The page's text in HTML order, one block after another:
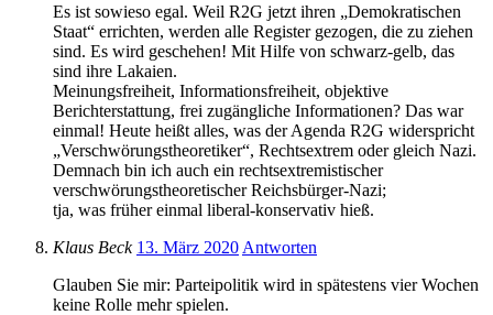
Es ist sowieso egal. Weil R2G jetzt ihren „Demokratischen
Staat“ errichten, werden alle Register gezogen, die zu ziehen
sind. Es wird geschehen! Mit Hilfe von schwarz-gelb, das
sind ihre Lakaien.
Meinungsfreiheit, Informationsfreiheit, objektive
Berichterstattung, frei zugängliche Informationen? Das war
einmal! Heute heißt alles, was der Agenda R2G widerspricht
„Verschwörungstheoretiker“, Rechtsextrem oder gleich Nazi.
Demnach bin ich auch ein rechtsextremistischer
verschwörungstheoretischer Reichsbürger-Nazi;
tja, was früher einmal liberal-konservativ hieß.
Klaus Beck 13. März 2020 Antworten
Glauben Sie mir: Parteipolitik wird in spätestens vier Wochen
keine Rolle mehr spielen.